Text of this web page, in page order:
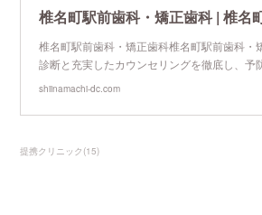
椎名町駅前歯科・矯正歯科椎名町駅前歯科・
診断と充実したカウンセリングを徹底し、予
shiinamachi-dc.com
提携クリニック (15)